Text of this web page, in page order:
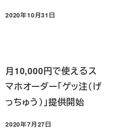
投稿日
2020年10月31日
月10,000円で使えるス
マホオーダー「ゲッ注（げ
っちゅう）」提供開始
投稿日
2020年7月27日